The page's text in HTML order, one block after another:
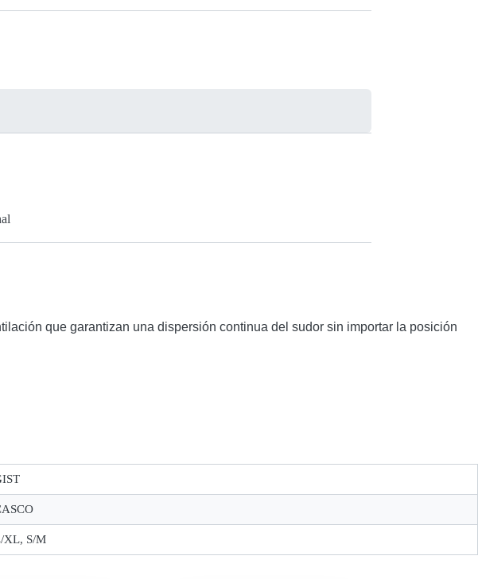
que garantizan una dispersión continua del sudor sin importar la posición
XL, S/M